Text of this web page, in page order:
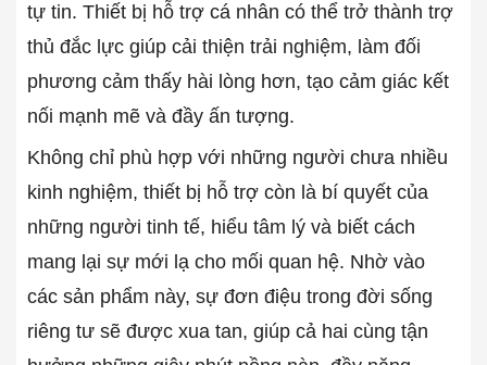
tự tin. Thiết bị hỗ trợ cá nhân có thể trở thành trợ
thủ đắc lực giúp cải thiện trải nghiệm, làm đối
phương cảm thấy hài lòng hơn, tạo cảm giác kết
nối mạnh mẽ và đầy ấn tượng.
Không chỉ phù hợp với những người chưa nhiều
kinh nghiệm, thiết bị hỗ trợ còn là bí quyết của
những người tinh tế, hiểu tâm lý và biết cách
mang lại sự mới lạ cho mối quan hệ. Nhờ vào
các sản phẩm này, sự đơn điệu trong đời sống
riêng tư sẽ được xua tan, giúp cả hai cùng tận